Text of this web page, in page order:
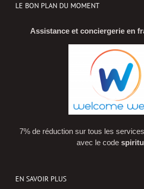
LE BON PLAN DU MOMENT
Assistance et conciergerie en
7% de réduction sur tous les
avec le code
EN SAVOIR PLUS